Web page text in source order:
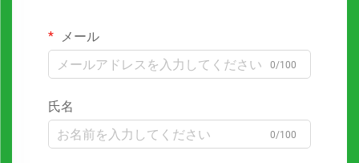
メール
0/100
氏名
0/100